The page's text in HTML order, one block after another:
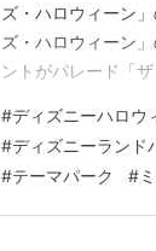
ズ・ハロウィーン
ズ・ハロウィーン
ントがパレード「
を楽しむことがで
演出します。 この
#ディズニーハロウ
#ディズニーランド
#テーマパーク #